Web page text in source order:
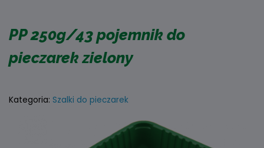
PP 250g/43 pojemnik do
pieczarek zielony
Kategoria: Szalki do pieczarek